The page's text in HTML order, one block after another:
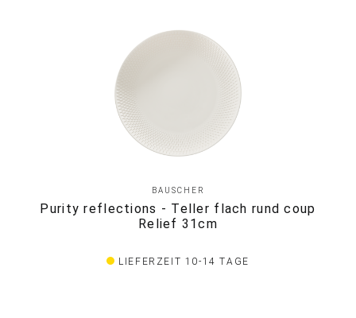
BAUSCHER
Purity reflections - Teller flach rund coup
Relief 31cm
LIEFERZEIT 10-14 TAGE